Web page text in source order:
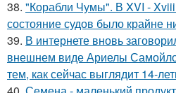
38. "Корабли Чумы". В XVI - Xviii
состояние судов было крайне
39. В интернете вновь
внешнем виде Ариелы
тем, как сейчас выглядит 14-